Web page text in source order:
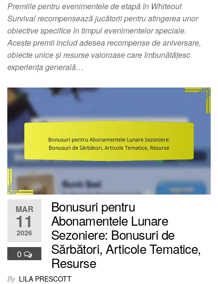
Premiile pentru evenimentele de etapă în Whiteout
Survival recompensează jucătorii pentru atingerea unor
obiective specifice în timpul evenimentelor speciale.
Aceste premii includ adesea recompense de aniversare,
obiecte unice și resurse valoroase care îmbunătățesc
experiența generală…
MAR
11
2026
0
Bonusuri pentru
Abonamentele Lunare
Sezoniere: Bonusuri de
Sărbători, Articole Tematice,
Resurse
By LILA PRESCOTT